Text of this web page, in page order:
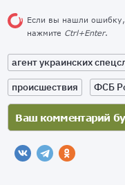
Если вы нашли ошибку,
нажмите Ctrl+Enter.
агент украинских
происшествия
ФСБ